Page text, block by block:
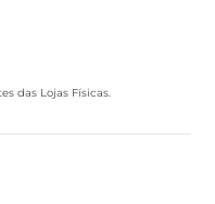
das Lojas Físicas.